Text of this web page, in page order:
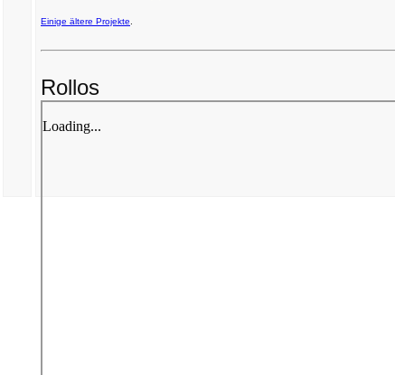
Einige ältere Projekte
Rollos